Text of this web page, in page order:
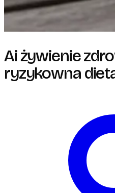
Ai żywienie
ryzykowna